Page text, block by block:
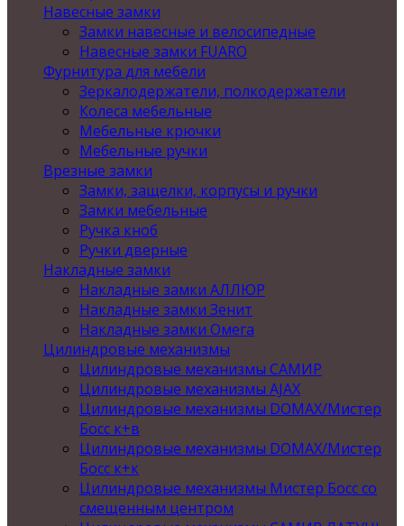
Навесные замки
Замки навесные и велосипедные
Навесные замки FUARO
Фурнитура для мебели
Зеркалодержатели, полкодержатели
Колеса мебельные
Мебельные крючки
Мебельные ручки
Врезные замки
Замки, защелки, корпусы и ручки
Замки мебельные
Ручка кноб
Ручки дверные
Накладные замки
Накладные замки АЛЛЮР
Накладные замки Зенит
Накладные замки Омега
Цилиндровые механизмы
Цилиндровые механизмы САМИР
Цилиндровые механизмы AJAX
Цилиндровые механизмы DOMAX/Мистер
Босс к+в
Цилиндровые механизмы DOMAX/Мистер
Босс к+к
Цилиндровые механизмы Мистер Босс со
смещенным центром